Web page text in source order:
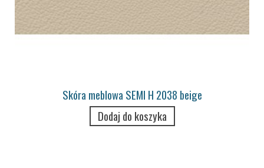
Skóra meblowa SEMI H 2038 beige
Dodaj do koszyka